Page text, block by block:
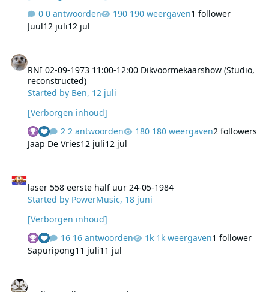
0 antwoorden
190 weergaven1 follower
Juul12 juli12 jul
RNI 02-09-1973 11:00-12:00 Dikvoormekaarshow (Studio,
reconstructed)
Started by Ben, 12 juli
[Verborgen inhoud]
2 antwoorden
180 weergaven2 followers
Jaap De Vries12 juli12 jul
laser 558 eerste half uur 24-05-1984
Started by PowerMusic, 18 juni
[Verborgen inhoud]
16 antwoorden
1k weergaven1 follower
Sapuripong11 juli11 jul